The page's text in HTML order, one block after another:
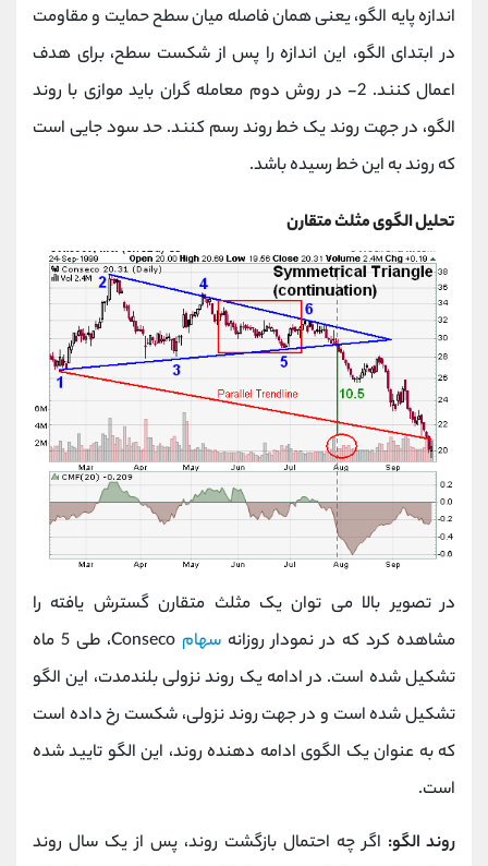
اندازه پایه الگو، یعنی همان فاصله میان سطح حمایت و مقاومت
در ابتدای الگو، این اندازه را پس از شکست سطح، برای هدف
اعمال کنند. 2- در روش دوم معامله گران باید موازی با روند
الگو، در جهت روند یک خط روند رسم کنند. حد سود جایی است
که روند به این خط رسیده باشد.
تحلیل الگوی مثلث متقارن
در تصویر بالا می توان یک مثلث متقارن گسترش یافته را
مشاهده کرد که در نمودار روزانهسهام
Conseco، طی 5 ماه
تشکیل شده است. در ادامه یک روند نزولی بلندمدت، این الگو
تشکیل شده است و در جهت روند نزولی، شکست رخ داده است
که به عنوان یک الگوی ادامه دهنده روند، این الگو تایید شده
است.
روند الگو: اگر چه احتمال بازگشت روند، پس از یک سال روند